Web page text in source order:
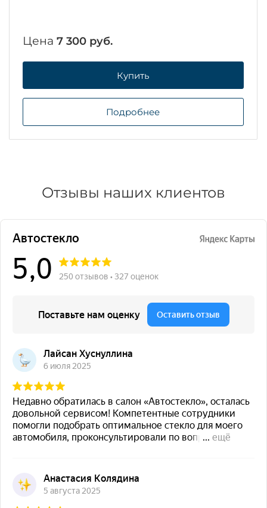
Цена7 300 руб.
Купить
Подробнее
Отзывы наших клиентов